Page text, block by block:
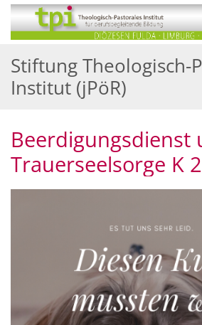
Zum Inhalt springen
Stiftung Theologisch-
Institut (jPöR)
Beerdigungsdienst
Trauerseelsorge K